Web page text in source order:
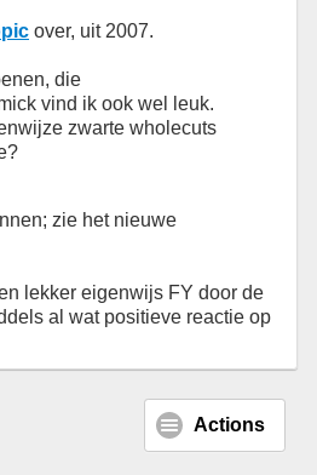
over, uit 2007.
die
vind ik ook wel leuk.
zwarte wholecuts
zie het nieuwe
lekker eigenwijs FY door de
al wat positieve reactie op
Actions